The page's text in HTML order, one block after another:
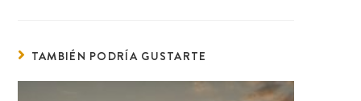
TAMBIÉN PODRÍA GUSTARTE